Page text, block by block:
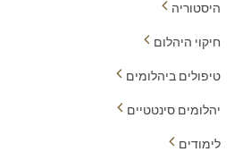
היסטוריה
חיקוי היהלום
טיפולים ביהלומים
יהלומים סינטטיים
לימודים